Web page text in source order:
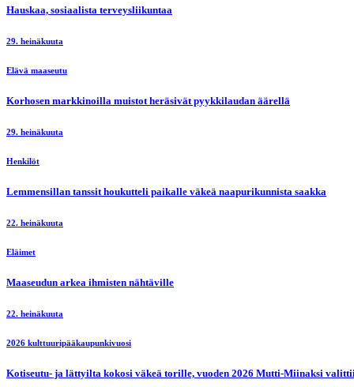
Hauskaa, sosiaalista terveysliikuntaa
29. heinäkuuta
Elävä maaseutu
Korhosen markkinoilla muistot heräsivät pyykkilaudan äärellä
29. heinäkuuta
Henkilöt
Lemmensillan tanssit houkutteli paikalle väkeä naapurikunnista saakka
22. heinäkuuta
Eläimet
Maaseudun arkea ihmisten nähtäville
22. heinäkuuta
2026 kulttuuripääkaupunkivuosi
Kotiseutu- ja lättyilta kokosi väkeä torille, vuoden 2026 Mutti-Miinaksi